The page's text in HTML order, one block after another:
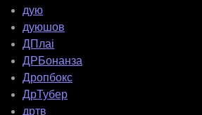
дую
дуюшов
ДПлаі
ДРБонанза
Дропбокс
ДрТубер
дртв